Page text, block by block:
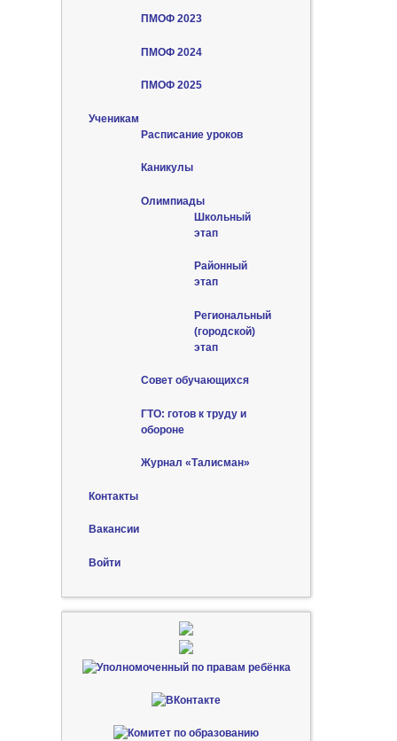
ПМОФ 2023
ПМОФ 2024
ПМОФ 2025
Ученикам
Расписание уроков
Каникулы
Олимпиады
Школьный
этап
Районный
этап
Региональный
(городской)
этап
Совет обучающихся
ГТО: готов к труду и
обороне
Журнал «Талисман»
Контакты
Вакансии
Войти